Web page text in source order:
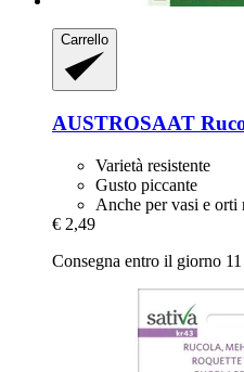
Carrello
AUSTROSAAT
Varietà resistente
Gusto piccante
Anche per vasi e orti
€ 2,49
Consegna entro il giorno